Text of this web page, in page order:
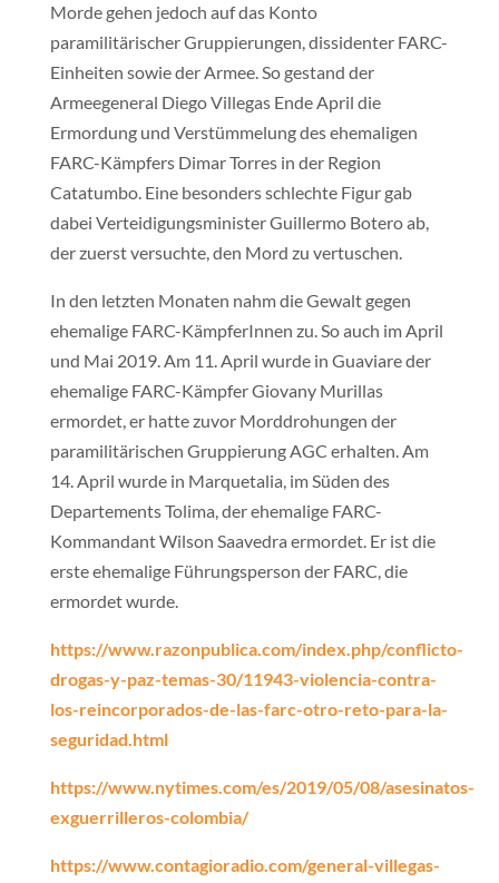
Morde gehen jedoch auf das Konto
paramilitärischer Gruppierungen, dissidenter FARC-
Einheiten sowie der Armee. So gestand der
Armeegeneral Diego Villegas Ende April die
Ermordung und Verstümmelung des ehemaligen
FARC-Kämpfers Dimar Torres in der Region
Catatumbo. Eine besonders schlechte Figur gab
dabei Verteidigungsminister Guillermo Botero ab,
der zuerst versuchte, den Mord zu vertuschen.
In den letzten Monaten nahm die Gewalt gegen
ehemalige FARC-KämpferInnen zu. So auch im April
und Mai 2019. Am 11. April wurde in Guaviare der
ehemalige FARC-Kämpfer Giovany Murillas
ermordet, er hatte zuvor Morddrohungen der
paramilitärischen Gruppierung AGC erhalten. Am
14. April wurde in Marquetalia, im Süden des
Departements Tolima, der ehemalige FARC-
Kommandant Wilson Saavedra ermordet. Er ist die
erste ehemalige Führungsperson der FARC, die
ermordet wurde.
https://www.razonpublica.com/index.php/conflicto-
drogas-y-paz-temas-30/11943-violencia-contra-
los-reincorporados-de-las-farc-otro-reto-para-la-
seguridad.html
https://www.nytimes.com/es/2019/05/08/asesinatos-
exguerrilleros-colombia/
https://www.contagioradio.com/general-villegas-